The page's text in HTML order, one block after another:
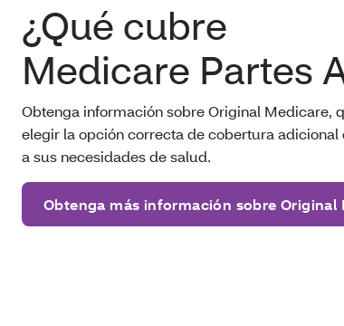
¿Qué cubre
Medicare Partes
Obtenga información sobre Original Medicare,
elegir la opción correcta de cobertura
a sus necesidades de salud.
Obtenga más información sobre Original